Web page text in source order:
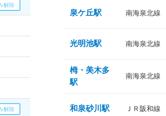
泉ケ丘駅 南海泉北線
光明池駅 南海泉北線
栂・美木多
駅
南海泉北線
和泉砂川駅 ＪＲ阪和線